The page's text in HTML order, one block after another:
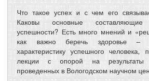
Что такое успех и с чем его
Каковы основные
успешности? Есть много мнений и
как важно беречь здоровье –
характеристику успешного человека,
лекции с опорой на результаты
проведенных в Вологодском научном